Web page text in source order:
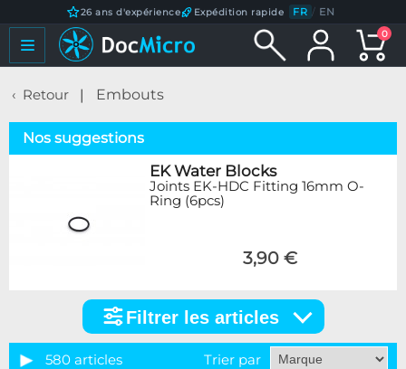
26 ans d'expérience Expédition rapide FR / EN
0
Retour Embouts
Nos suggestions
EK Water Blocks
Joints EK-HDC Fitting 16mm O-
Ring (6pcs)
3,90 €
articles
Filtrer les articles
580 articles Trier par